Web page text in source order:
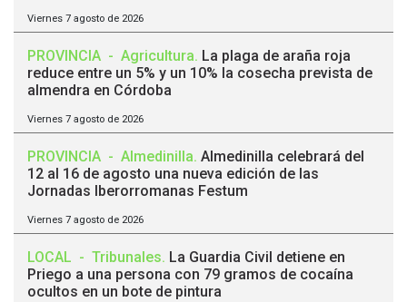
Viernes 7 agosto de 2026
PROVINCIA - Agricultura. La plaga de araña roja
reduce entre un 5% y un 10% la cosecha prevista de
almendra en Córdoba
Viernes 7 agosto de 2026
PROVINCIA - Almedinilla. Almedinilla celebrará del
12 al 16 de agosto una nueva edición de las
Jornadas Iberorromanas Festum
Viernes 7 agosto de 2026
LOCAL - Tribunales. La Guardia Civil detiene en
Priego a una persona con 79 gramos de cocaína
ocultos en un bote de pintura